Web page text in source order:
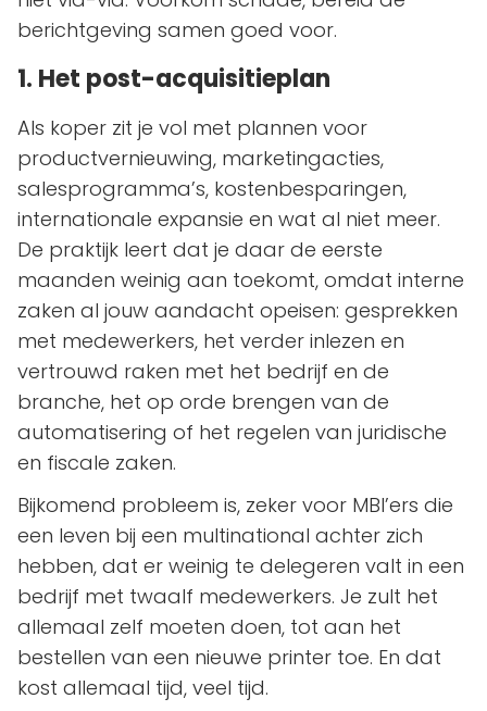
berichtgeving samen goed voor.
1. Het post-acquisitieplan
Als koper zit je vol met plannen voor
productvernieuwing, marketingacties,
salesprogramma’s, kostenbesparingen,
internationale expansie en wat al niet meer.
De praktijk leert dat je daar de eerste
maanden weinig aan toekomt, omdat interne
zaken al jouw aandacht opeisen: gesprekken
met medewerkers, het verder inlezen en
vertrouwd raken met het bedrijf en de
branche, het op orde brengen van de
automatisering of het regelen van juridische
en fiscale zaken.
Bijkomend probleem is, zeker voor MBI’ers die
een leven bij een multinational achter zich
hebben, dat er weinig te delegeren valt in een
bedrijf met twaalf medewerkers. Je zult het
allemaal zelf moeten doen, tot aan het
bestellen van een nieuwe printer toe. En dat
kost allemaal tijd, veel tijd.